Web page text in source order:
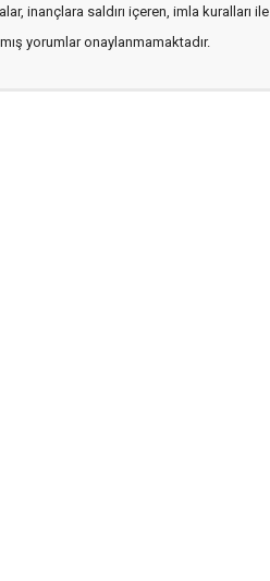
inançlara saldırı içeren, imla kuralları ile
yorumlar onaylanmamaktadır.